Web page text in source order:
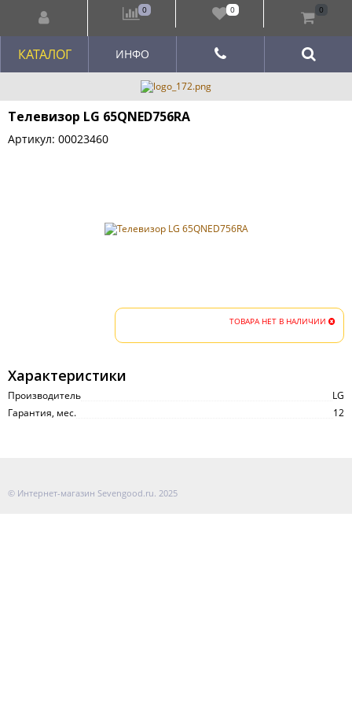
КАТАЛОГ ИНФО
Телевизор LG 65QNED756RA
Артикул: 00023460
ТОВАРА НЕТ В НАЛИЧИИ
Характеристики
Производитель
LG
Гарантия, мес.
12
© Интернет-магазин Sevengood.ru. 2025
0 0 0